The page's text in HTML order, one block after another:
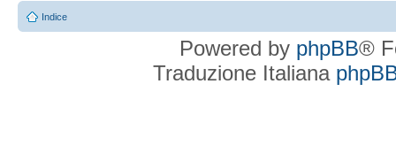
Indice
Powered by phpBB®
Traduzione Italiana